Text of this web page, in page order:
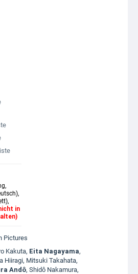
in
Pictures
Kakuta, Eita Nagayama,
Hiiragi, Mitsuki Takahata,
Andô, Shidô Nakamura,